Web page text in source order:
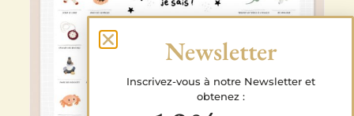
Newsletter
Inscrivez-vous à notre Newsletter et
obtenez :